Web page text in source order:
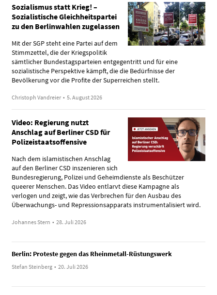
Sozialismus statt Krieg! –
Sozialistische Gleichheitspartei
zu den Berlinwahlen zugelassen
Mit der SGP steht eine Partei auf dem
Stimmzettel, die der Kriegspolitik
sämtlicher Bundestagsparteien entgegentritt und für eine
sozialistische Perspektive kämpft, die die Bedürfnisse der
Bevölkerung vor die Profite der Superreichen stellt.
Christoph Vandreier • 5. August 2026
Video: Regierung nutzt
Anschlag auf Berliner CSD für
Polizeistaatsoffensive
Nach dem islamistischen Anschlag
auf den Berliner CSD inszenieren sich
Bundesregierung, Polizei und Geheimdienste als Beschützer
queerer Menschen. Das Video entlarvt diese Kampagne als
verlogen und zeigt, wie das Verbrechen für den Ausbau des
Überwachungs- und Repressionsapparats instrumentalisiert wird.
Johannes Stern • 28. Juli 2026
Berlin: Proteste gegen das Rheinmetall-Rüstungswerk
Stefan Steinberg • 20. Juli 2026